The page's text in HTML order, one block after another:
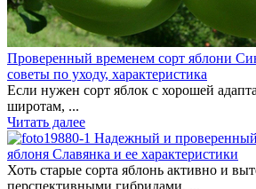
Проверенный временем сорт яблони
советы по уходу, характеристика
Если нужен сорт яблок с хорошей
широтам, ...
Читать далее
Надежный и
яблоня Славянка и ее характеристики
Хоть старые сорта яблонь активно и